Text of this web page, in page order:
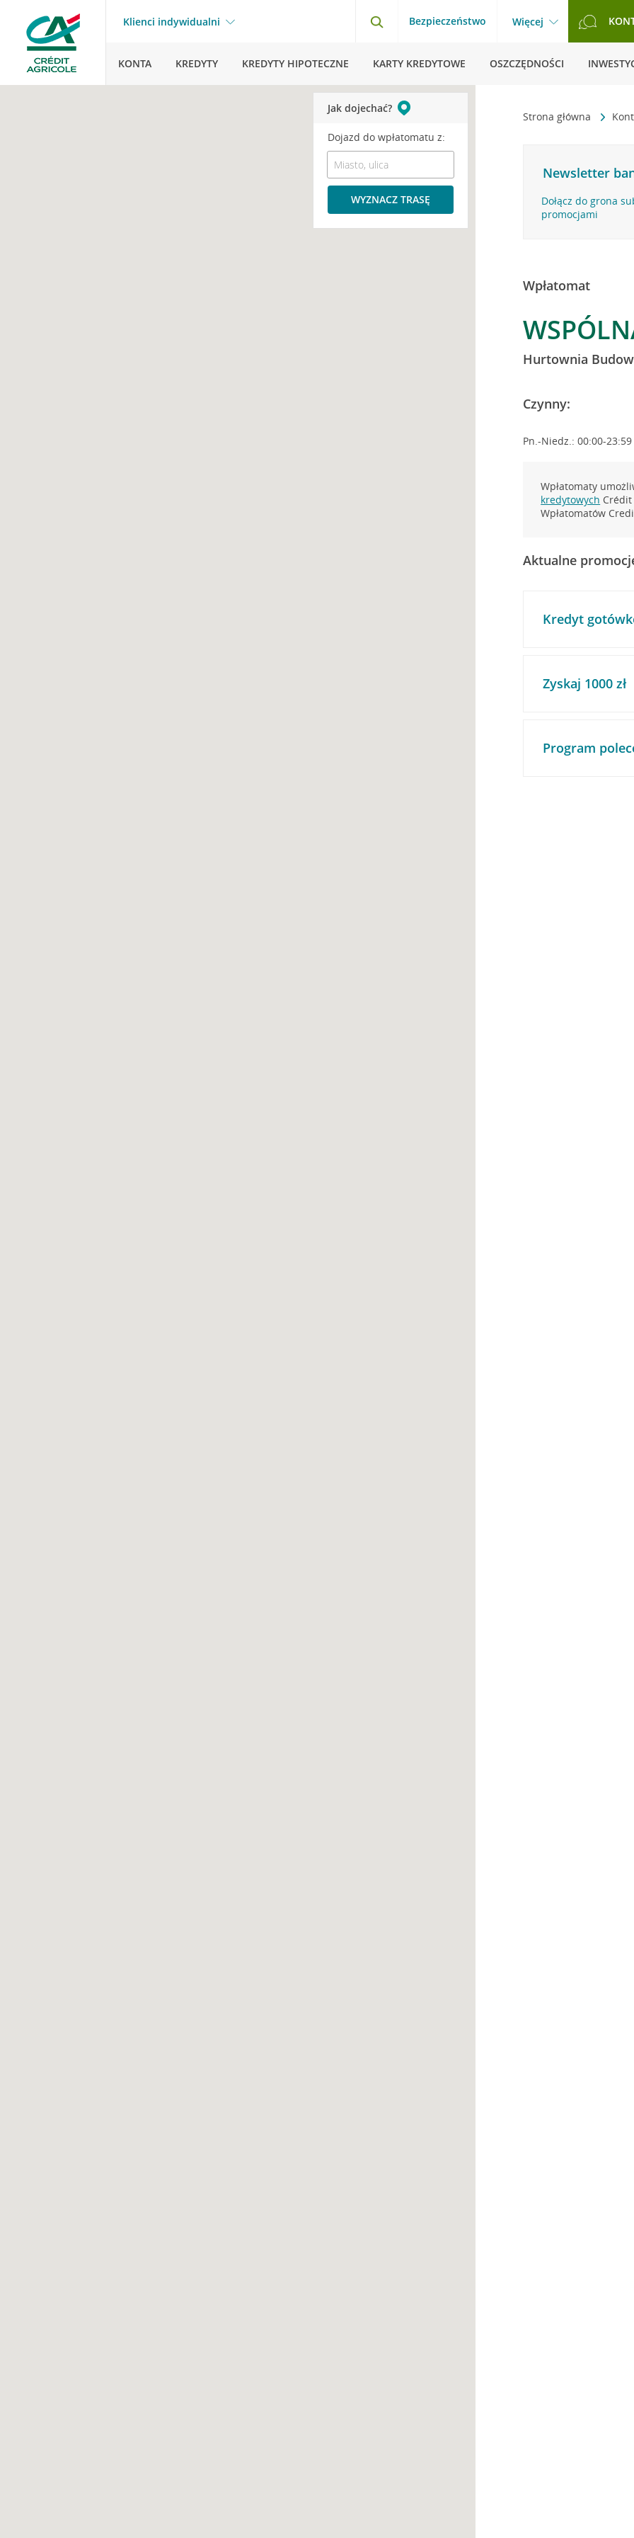
Klienci indywidualni Bezpieczeństwo Więcej
KONTA KREDYTY KREDYTY HIPOTECZNE KARTY KREDYTOWE OSZCZĘDNOŚCI
Strona główna
Newsletter
Dołącz do grona
promocjami
Wpłatomat
Hurtownia
Czynny:
Pn.-Niedz.: 00:00-23:59
Wpłatomaty
kredytowych
Wpłatomatów
Aktualne
Kredyt
Zyskaj 1000 zł
Program
Jak dojechać?
Dojazd do wpłatomatu z:
WYZNACZ TRASĘ